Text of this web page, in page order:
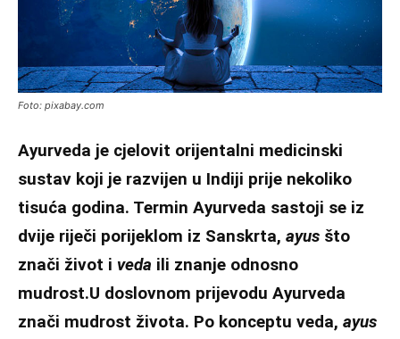
Foto: pixabay.com
Ayurveda je cjelovit orijentalni medicinski
sustav koji je razvijen u Indiji prije nekoliko
tisuća godina. Termin Ayurveda sastoji se iz
dvije riječi porijeklom iz Sanskrta, ayus što
znači život i veda ili znanje odnosno
mudrost.U doslovnom prijevodu Ayurveda
znači mudrost života. Po konceptu veda, ayus